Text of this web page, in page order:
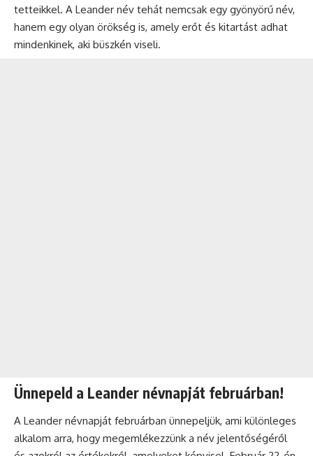
tetteikkel. A Leander név tehát nemcsak egy gyönyörű név,
hanem egy olyan örökség is, amely erőt és kitartást adhat
mindenkinek, aki büszkén viseli.
Ünnepeld a Leander névnapját februárban!
A Leander névnapját februárban ünnepeljük, ami különleges
alkalom arra, hogy megemlékezzünk a név jelentőségéről